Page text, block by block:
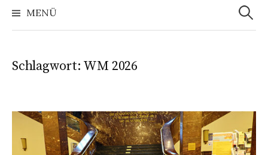
MENÜ nach:
Schlagwort: WM 2026